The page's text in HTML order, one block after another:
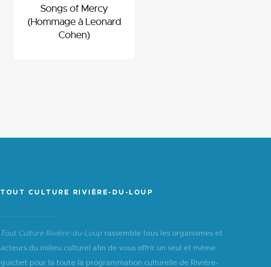
Songs of Mercy
(Hommage à Leonard
Cohen)
TOUT CULTURE RIVIÈRE-DU-LOUP
Tout Culture Rivière-du-Loup rassemble tous les organismes et
acteurs du milieu culturel afin de vous offrir un seul et même
guichet pour la toute la programmation culturelle de Rivière-